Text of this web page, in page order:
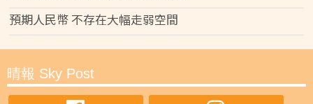
預期人民幣 不存在大幅走弱空間
晴報 Sky Post